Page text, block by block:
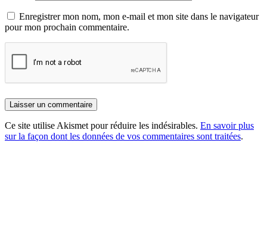
Enregistrer mon nom, mon e-mail et mon site dans le navigateur
pour mon prochain commentaire.
Ce site utilise Akismet pour réduire les indésirables. En savoir plus
sur la façon dont les données de vos commentaires sont traitées.